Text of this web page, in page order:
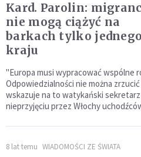
Kard. Parolin:
nie mogą ciążyć na
barkach tylko jednego
kraju
"Europa musi wypracować wspólne
Odpowiedzialności nie można
wskazuje na to watykański
nieprzyjęciu przez Włochy
8 lat temu WIADOMOŚCI ZE ŚWIATA